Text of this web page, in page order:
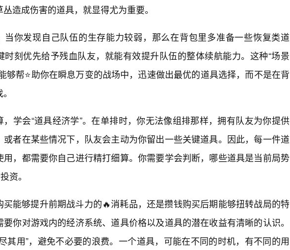
造成伤害的道具，就显得尤为重要。
当你发现自己队伍的生存能力较弱，那么在背包里多准备一些恢复类道
时刻优先给予残血队友，就能有效提升队伍的整体续航能力。这种“场景
够帮⭐助你在瞬息万变的战场中，迅速做出最优的道具选择，而不是在背
，学会“道具经济学”。在单排时，你无法像组排那样，拥有队友为你提供
或者在某些情况下，队友会主动为你留出一些关键道具。因此，每一件道
用，都需要你自己进行精打细算。你需要学会判断，哪些道具是当前局势
资。
买能够提升前期战斗力的🔥消耗品，还是攒钱购买后期能够扭转战局的特
你对游戏内的经济系统、道具价格以及道具的潜在收益有清晰的认识。
其用”，避免不必要的浪费。一个道具，可能在不同的时机，有不同的用